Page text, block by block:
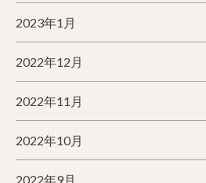
2023年1月
2022年12月
2022年11月
2022年10月
2022年9月